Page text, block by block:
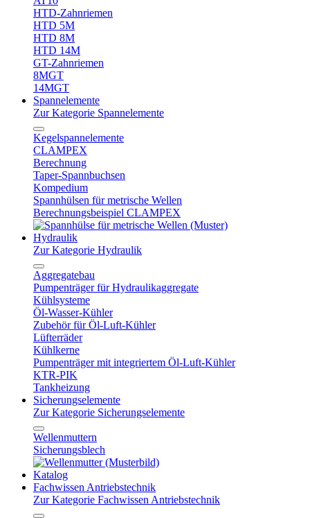
HTD-Zahnriemen
HTD 5M
HTD 8M
HTD 14M
GT-Zahnriemen
8MGT
14MGT
Spannelemente
Zur Kategorie Spannelemente
Kegelspannelemente
CLAMPEX
Berechnung
Taper-Spannbuchsen
Kompedium
Spannhülsen für metrische Wellen
Berechnungsbeispiel CLAMPEX
Hydraulik
Zur Kategorie Hydraulik
Aggregatebau
Pumpenträger für Hydraulikaggregate
Kühlsysteme
Öl-Wasser-Kühler
Zubehör für Öl-Luft-Kühler
Lüfterräder
Kühlkerne
Pumpenträger mit integriertem Öl-Luft-Kühler
KTR-PIK
Tankheizung
Sicherungselemente
Zur Kategorie Sicherungselemente
Wellenmuttern
Sicherungsblech
Katalog
Fachwissen Antriebstechnik
Zur Kategorie Fachwissen Antriebstechnik